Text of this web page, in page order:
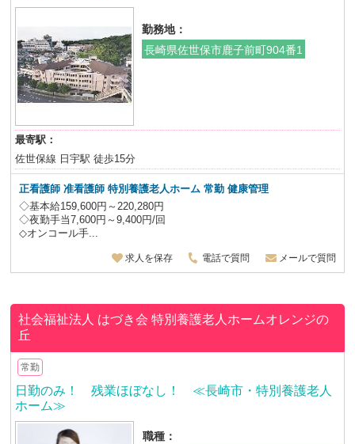
勤務地：
長崎県佐世保市鹿子前町904番1
最寄駅：
佐世保線 日宇駅 徒歩15分
正看護師 准看護師特別養護老人ホーム常勤 健康管理
◇基本給159,600円～220,280円
◇夜勤手当7,600円～9,400円/回
◇オンコール手...
求人を保存 電話で質問 メールで質問
社会福祉法人 はづき会特別養護老人ホームオレンジの
丘
常勤
日勤のみ！ 残業ほぼなし！ ≪長崎市・特別養護老人
ホーム≫
職種：